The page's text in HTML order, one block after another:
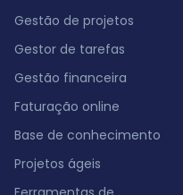
Gestão de projetos
Gestor de tarefas
Gestão financeira
Faturação online
Base de conhecimento
Projetos ágeis